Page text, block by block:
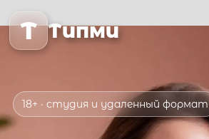
T Типми
18+ · студия и удаленный формат